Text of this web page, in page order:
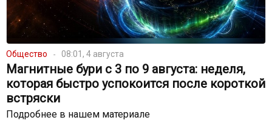
Общество 08:01, 4 августа
Магнитные бури с 3 по 9 августа: неделя,
которая быстро успокоится после короткой
встряски
Подробнее в нашем материале